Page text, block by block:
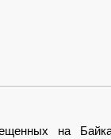
на